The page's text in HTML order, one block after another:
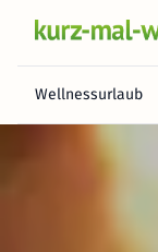
Wellnessurlaub